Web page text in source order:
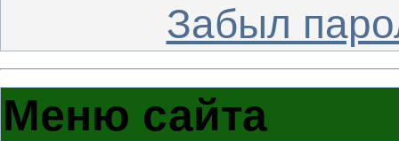
Забыл
Меню сайта